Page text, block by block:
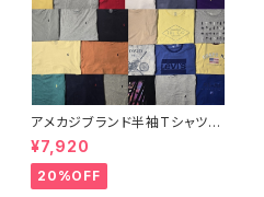
アメカジブランド半袖Tシャツ3
3点セット ラルフローレン トミー
ヒルフィガー ティンバーランド ノ
ーティカ リーバイス ディッキー
ズ 大特価
¥7,920
20%OFF